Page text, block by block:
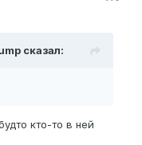
сказал:
кто-то в ней